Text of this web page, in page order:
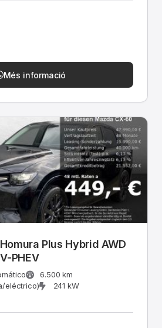
Més informació
Plus Hybrid AWD
PHEV
6.500 km
eléctrico)
241 kW